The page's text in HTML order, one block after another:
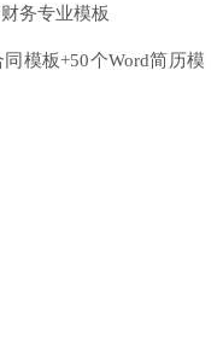
务专业模板
模板+50个Word简历模